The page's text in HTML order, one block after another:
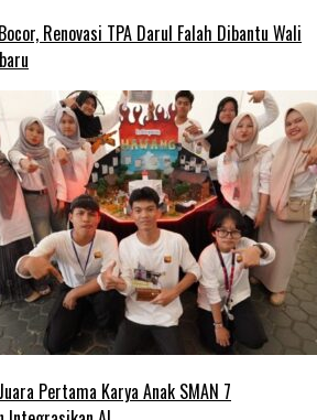
Renovasi TPA Darul Falah Dibantu Wali
Pertama Karya Anak SMAN 7